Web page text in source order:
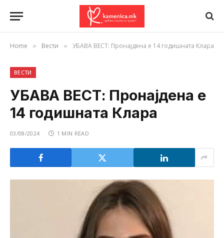
Home » Вести » УБАВА ВЕСТ: Пронајдена е 14 годишната Клара
ВЕСТИ
УБАВА ВЕСТ: Пронајдена е
14 годишната Клара
03/08/2024 1 MIN READ